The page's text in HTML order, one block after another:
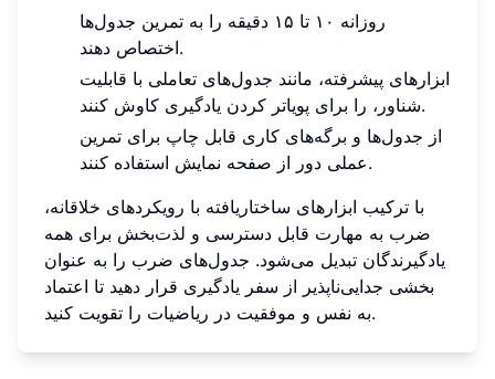
روزانه ۱۰ تا ۱۵ دقیقه را به تمرین جدول‌ها
اختصاص دهند.
ابزارهای پیشرفته، مانند جدول‌های تعاملی با قابلیت
شناور، را برای پویاتر کردن یادگیری کاوش کنند.
از جدول‌ها و برگه‌های کاری قابل چاپ برای تمرین
عملی دور از صفحه نمایش استفاده کنند.
با ترکیب ابزارهای ساختاریافته با رویکردهای خلاقانه،
ضرب به مهارت قابل دسترسی و لذت‌بخش برای همه
یادگیرندگان تبدیل می‌شود. جدول‌های ضرب را به عنوان
بخشی جدایی‌ناپذیر از سفر یادگیری قرار دهید تا اعتماد
به نفس و موفقیت در ریاضیات را تقویت کنید.